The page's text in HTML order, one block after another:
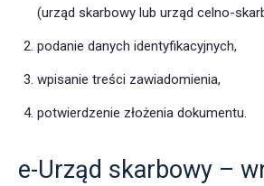
(urząd skarbowy lub urząd celno-
podanie danych identyfikacyjnych,
wpisanie treści zawiadomienia,
potwierdzenie złożenia dokumentu.
e-Urząd skarbowy –